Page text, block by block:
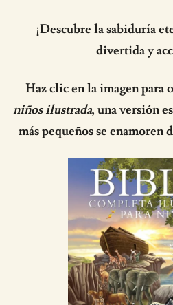
¡Descubre la sabiduría
divertida y
Haz clic en la imagen para
niños ilustrada, una versión
más pequeños se enamoren